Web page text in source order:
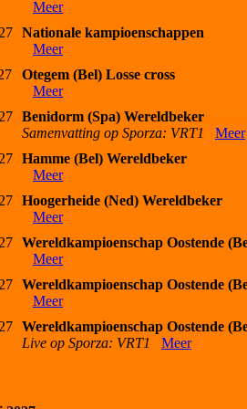
Meer
Nationale kampioenschappen
Meer
Otegem (Bel) Losse cross
Meer
Benidorm (Spa) Wereldbeker
Samenvatting op Sporza: VRT1
Meer
Hamme (Bel) Wereldbeker
Meer
Hoogerheide (Ned) Wereldbeker
Meer
Wereldkampioenschap Oostende
Meer
Wereldkampioenschap Oostende
Meer
Wereldkampioenschap Oostende
Live op Sporza: VRT1
Meer